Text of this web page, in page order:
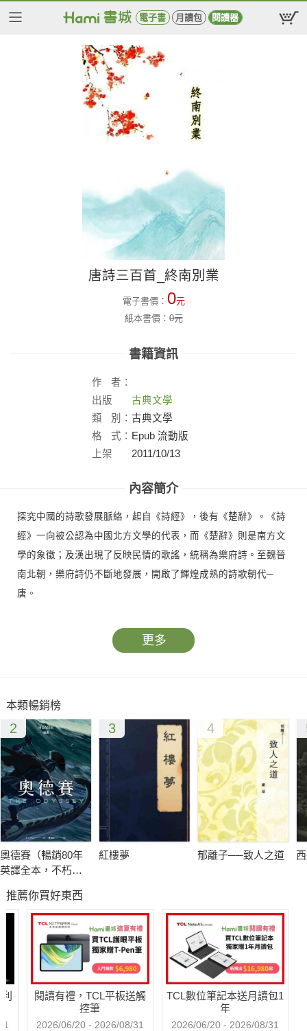
電子書 月讀包 閱讀器
唐詩三百首_終南別業
電子書價： 0元
紙本書價：0元
書籍資訊
作
者：
出版
社：
古典文學
類
別： 古典文學
格
式： Epub 流動版
上架
2011/10/13
內容簡介
探究中國的詩歌發展脈絡，起自《詩經》，後有《楚辭》。《詩
經》一向被公認為中國北方文學的代表，而《楚辭》則是南方文
學的象徵；及漢出現了反映民情的歌謠，統稱為樂府詩。至魏晉
南北朝，樂府詩仍不斷地發展，開啟了輝煌成熟的詩歌朝代─
唐。
更多
本類暢銷榜
2
奧德賽（暢銷80年
英譯全本，不朽中
3
紅樓夢
4
郁離子──致人之道
推薦你買好東西
閱讀有禮，TCL平板送觸
控筆
2026/06/20 - 2026/08/31
TCL數位筆記本送月讀包1
年
2026/06/20 - 2026/08/31